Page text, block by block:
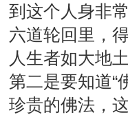
到这个人身非
六道轮回里，
人生者如大地土
第二是要知道“
珍贵的佛法，